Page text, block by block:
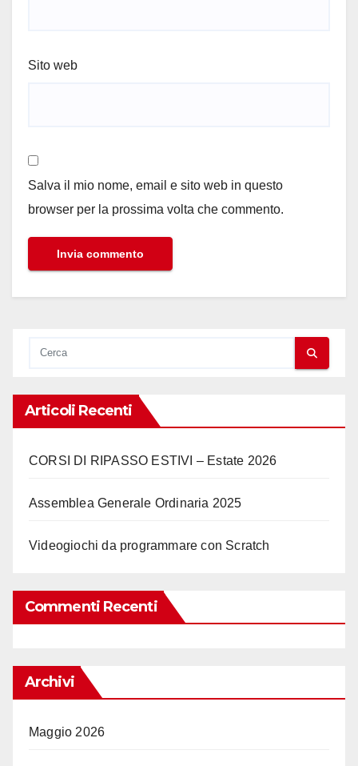
Sito web
Salva il mio nome, email e sito web in questo
browser per la prossima volta che commento.
Articoli Recenti
CORSI DI RIPASSO ESTIVI – Estate 2026
Assemblea Generale Ordinaria 2025
Videogiochi da programmare con Scratch
Commenti Recenti
Archivi
Maggio 2026